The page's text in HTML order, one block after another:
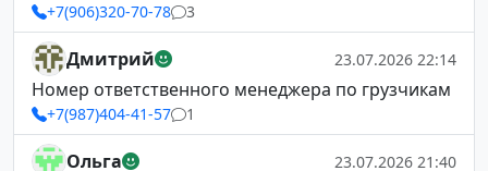
+7(906)320-70-78 3
Дмитрий 23.07.2026 22:14
Номер ответственного менеджера по грузчикам
+7(987)404-41-57 1
Ольга 23.07.2026 21:40